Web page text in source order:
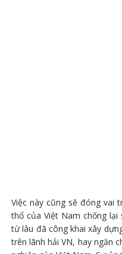
Việc này cũng sẽ đóng vai
thổ của Việt Nam chống
từ lâu đã công khai xây
trên lãnh hải VN, hay ngăn